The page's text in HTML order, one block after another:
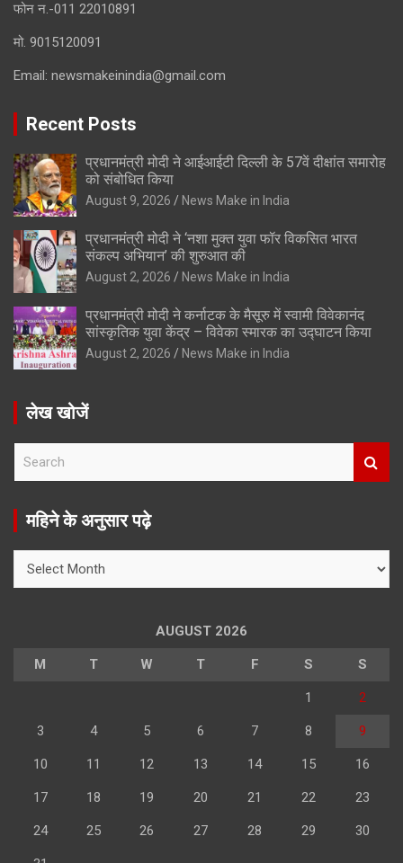
फोन न.-011 22010891
मो. 9015120091
Email: newsmakeinindia@gmail.com
Recent Posts
प्रधानमंत्री मोदी ने आईआईटी दिल्ली के 57वें दीक्षांत समारोह
को संबोधित किया
August 9, 2026 News Make in India
प्रधानमंत्री मोदी ने ‘नशा मुक्त युवा फॉर विकसित भारत
संकल्प अभियान’ की शुरुआत की
August 2, 2026 News Make in India
प्रधानमंत्री मोदी ने कर्नाटक के मैसूरु में स्वामी विवेकानंद
सांस्कृतिक युवा केंद्र – विवेका स्मारक का उद्घाटन किया
August 2, 2026 News Make in India
लेख खोजें
r
महिने के अनुसार पढ़े
AUGUST 2026
M T W T F S S
1 2
3 4 5 6 7 8 9
10 11 12 13 14 15 16
17 18 19 20 21 22 23
24 25 26 27 28 29 30